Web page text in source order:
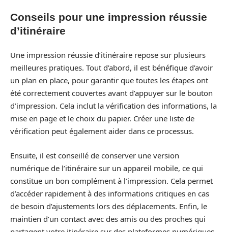
Conseils pour une impression réussie
d’itinéraire
Une impression réussie d’itinéraire repose sur plusieurs
meilleures pratiques. Tout d’abord, il est bénéfique d’avoir
un plan en place, pour garantir que toutes les étapes ont
été correctement couvertes avant d’appuyer sur le bouton
d’impression. Cela inclut la vérification des informations, la
mise en page et le choix du papier. Créer une liste de
vérification peut également aider dans ce processus.
Ensuite, il est conseillé de conserver une version
numérique de l’itinéraire sur un appareil mobile, ce qui
constitue un bon complément à l’impression. Cela permet
d’accéder rapidement à des informations critiques en cas
de besoin d’ajustements lors des déplacements. Enfin, le
maintien d’un contact avec des amis ou des proches qui